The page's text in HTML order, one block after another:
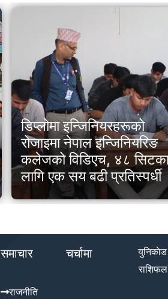
आमाको अधुरो सपना पुरा गर्दै
दीपमाला ढकाल बनिन् मिस
नेपाल वर्ल्ड–२०२६
समाचार
राजनीति
चर्चामा
युनिकाेड
राशिफल